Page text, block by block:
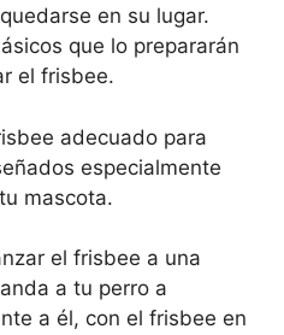
en su lugar.
que lo prepararán
el frisbee.
adecuado para
especialmente
mascota.
el frisbee a una
a tu perro a
a él, con el frisbee en